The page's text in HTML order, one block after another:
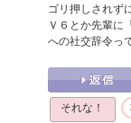
ゴリ押しされず
Ｖ６とか先輩に
への社交辞令っ
それな！